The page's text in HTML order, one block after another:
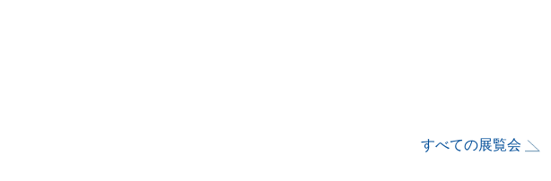
すべての展覧会